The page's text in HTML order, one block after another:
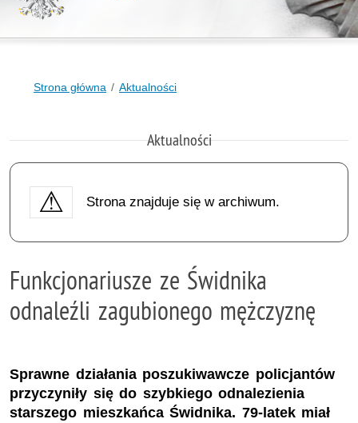
Strona główna Aktualności
Aktualności
Strona znajduje się w archiwum.
Funkcjonariusze ze Świdnika
odnaleźli zagubionego mężczyznę
Sprawne działania poszukiwawcze policjantów
przyczyniły się do szybkiego odnalezienia
starszego mieszkańca Świdnika. 79-latek miał